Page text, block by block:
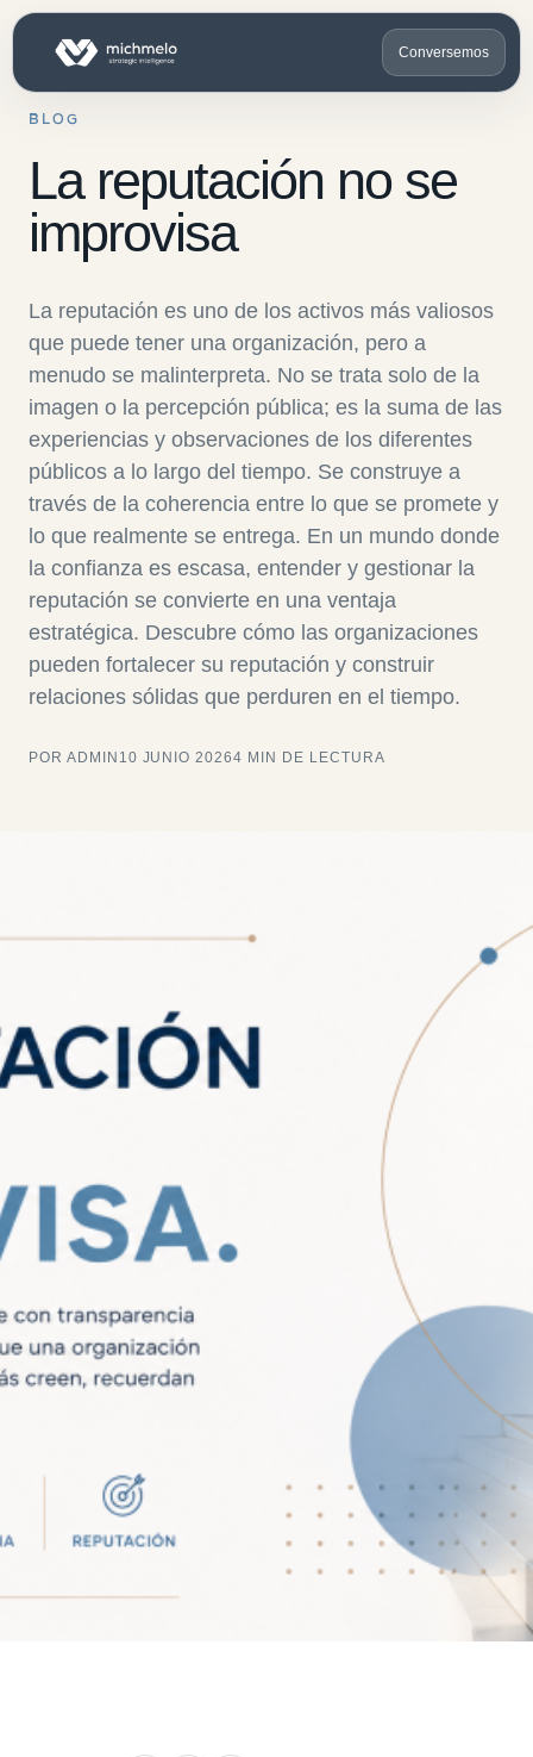
Conversemos
BLOG
La reputación no se
improvisa
La reputación es uno de los activos más valiosos
que puede tener una organización, pero a
menudo se malinterpreta. No se trata solo de la
imagen o la percepción pública; es la suma de las
experiencias y observaciones de los diferentes
públicos a lo largo del tiempo. Se construye a
través de la coherencia entre lo que se promete y
lo que realmente se entrega. En un mundo donde
la confianza es escasa, entender y gestionar la
reputación se convierte en una ventaja
estratégica. Descubre cómo las organizaciones
pueden fortalecer su reputación y construir
relaciones sólidas que perduren en el tiempo.
POR ADMIN 10 JUNIO 20264 MIN DE LECTURA